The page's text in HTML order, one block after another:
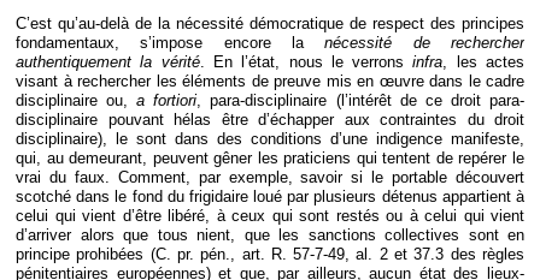
C’est qu’au-delà de la nécessité démocratique de respect des principes
fondamentaux, s’impose encore lanécessité de rechercher
authentiquement la vérité. En l’état, nous le verronsinfra, les actes
visant à rechercher les éléments de preuve mis en œuvre dans le cadre
disciplinaire ou,a fortiori, para-disciplinaire (l’intérêt de ce droit para-
disciplinaire pouvant hélas être d’échapper aux contraintes du droit
disciplinaire), le sont dans des conditions d’une indigence manifeste,
qui, au demeurant, peuvent gêner les praticiens qui tentent de repérer le
vrai du faux. Comment, par exemple, savoir si le portable découvert
scotché dans le fond du frigidaire loué par plusieurs détenus appartient à
celui qui vient d’être libéré, à ceux qui sont restés ou à celui qui vient
d’arriver alors que tous nient, que les sanctions collectives sont en
principe prohibées (C. pr. pén., art. R. 57-7-49, al. 2 et 37.3 des règles
pénitentiaires européennes) et que, par ailleurs, aucun état des lieux-